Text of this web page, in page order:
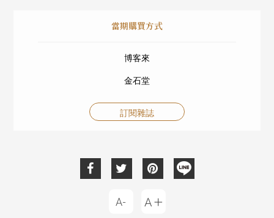
當期購買方式
博客來
金石堂
訂閱雜誌